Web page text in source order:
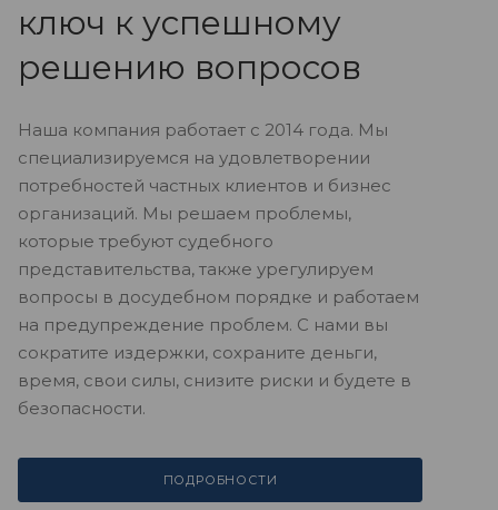
ключ к успешному
решению вопросов
Наша компания работает с 2014 года. Мы
специализируемся на удовлетворении
потребностей частных клиентов и бизнес
организаций. Мы решаем проблемы,
которые требуют судебного
представительства, также урегулируем
вопросы в досудебном порядке и работаем
на предупреждение проблем. С нами вы
сократите издержки, сохраните деньги,
время, свои силы, снизите риски и будете в
безопасности.
ПОДРОБНОСТИ